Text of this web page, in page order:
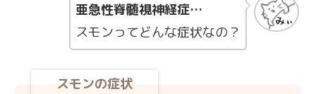
亜急性脊髄視神経症…
スモンってどんな症状なの？
スモンの症状